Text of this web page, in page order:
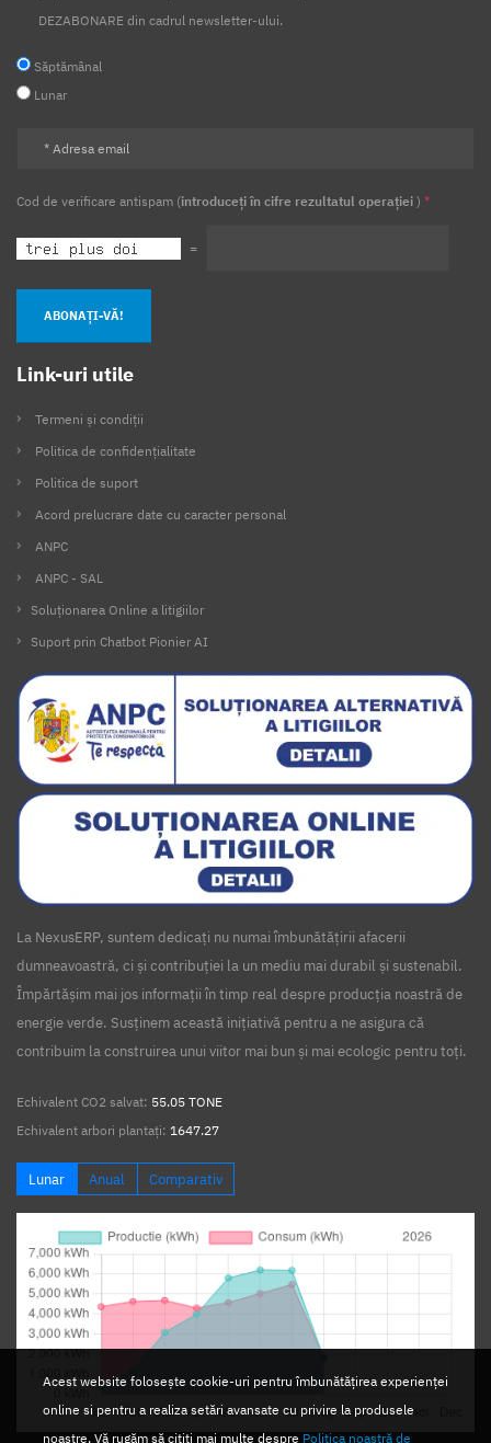
Acest website folosește cookie-uri pentru îmbunătățirea experienței
online si pentru a realiza setări avansate cu privire la produsele
noastre. Vă rugăm să citiți mai multe despre Politica noastră de
DEZABONARE din cadrul newsletter-ului.
Săptămânal
Lunar
Cod de verificare antispam (introduceți în cifre rezultatul operației ) *
=
ABONAȚI-VĂ!
Link-uri utile
Termeni și condiții
Politica de confidențialitate
Politica de suport
Acord prelucrare date cu caracter personal
ANPC
ANPC - SAL
Soluționarea Online a litigiilor
Suport prin Chatbot Pionier AI
La NexusERP, suntem dedicați nu numai îmbunătățirii afacerii
dumneavoastră, ci și contribuției la un mediu mai durabil și sustenabil.
Împărtășim mai jos informații în timp real despre producția noastră de
energie verde. Susținem această inițiativă pentru a ne asigura că
contribuim la construirea unui viitor mai bun și mai ecologic pentru toți.
Echivalent CO2 salvat: 55.05 TONE
Echivalent arbori plantați: 1647.27
Lunar Anual Comparativ